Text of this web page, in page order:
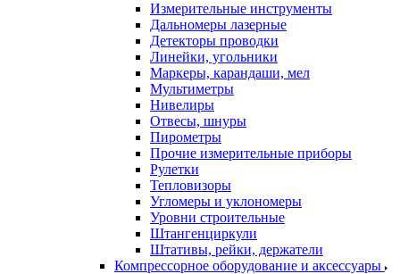
Измерительные инструменты
Дальномеры лазерные
Детекторы проводки
Линейки, угольники
Маркеры, карандаши, мел
Мультиметры
Нивелиры
Отвесы, шнуры
Пирометры
Прочие измерительные приборы
Рулетки
Тепловизоры
Угломеры и уклономеры
Уровни строительные
Штангенциркули
Штативы, рейки, держатели
Компрессорное оборудование и аксессуары